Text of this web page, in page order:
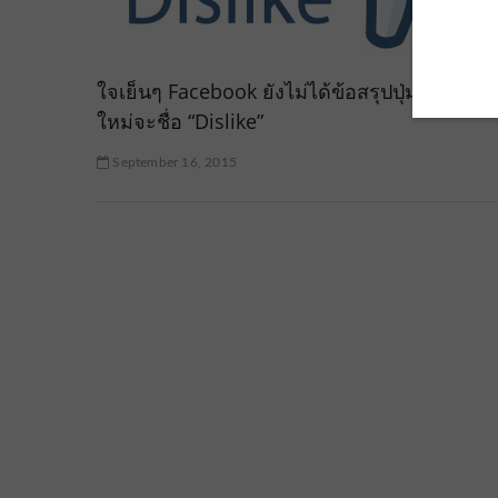
ใจเย็นๆ Facebook ยังไม่ได้ข้อสรุปปุ่มแสดงอ
ใหม่จะชื่อ “Dislike”
September 16, 2015